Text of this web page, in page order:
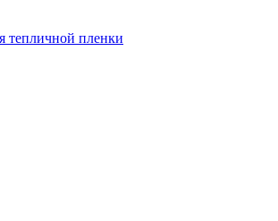
тепличной пленки